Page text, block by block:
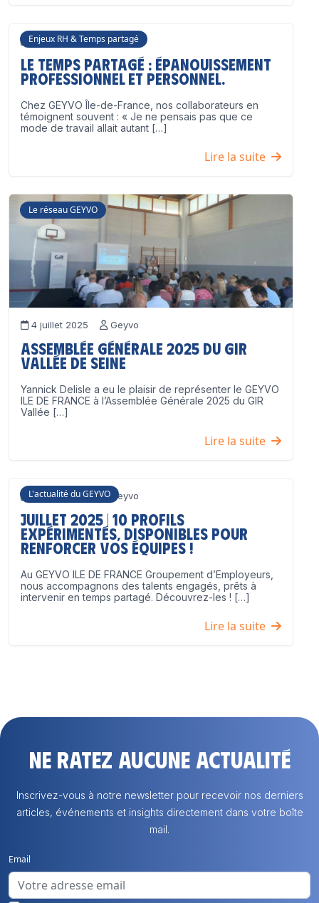
Enjeux RH & Temps partagé
17 juillet 2025 Geyvo
Le temps partagé : épanouissement
professionnel ET personnel.
Chez GEYVO Île-de-France, nos collaborateurs en
témoignent souvent : « Je ne pensais pas que ce
mode de travail allait autant […]
Lire la suite
Le réseau GEYVO
4 juillet 2025 Geyvo
Assemblée Générale 2025 du GIR
Vallée de Seine
Yannick Delisle a eu le plaisir de représenter le GEYVO
ILE DE FRANCE à l’Assemblée Générale 2025 du GIR
Vallée […]
Lire la suite
L'actualité du GEYVO
3 juillet 2025 Geyvo
Juillet 2025 | 10 profils
expérimentés, disponibles pour
renforcer vos équipes !
Au GEYVO ILE DE FRANCE Groupement d’Employeurs,
nous accompagnons des talents engagés, prêts à
intervenir en temps partagé. Découvrez-les ! […]
Lire la suite
Ne ratez aucune actualité
Inscrivez-vous à notre newsletter pour recevoir nos derniers
articles, événements et insights directement dans votre boîte
mail.
Email